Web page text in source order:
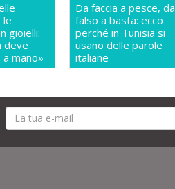
le
gioielli:
deve
mano»
Da faccia a pesce, da
falso a basta: ecco
perché in Tunisia si
usano delle parole
italiane